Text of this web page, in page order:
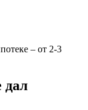
– от 2-3
дал